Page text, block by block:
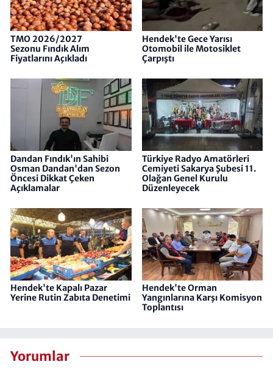
TMO 2026/2027
Sezonu Fındık Alım
Fiyatlarını Açıkladı
Hendek'te Gece Yarısı
Otomobil ile Motosiklet
Çarpıştı
Dandan Fındık'ın Sahibi
Osman Dandan'dan Sezon
Öncesi Dikkat Çeken
Açıklamalar
Türkiye Radyo Amatörleri
Cemiyeti​​​​​​​ Sakarya Şubesi 11.
Olağan Genel Kurulu
Düzenleyecek
Hendek'te Kapalı Pazar
Yerine Rutin Zabıta Denetimi
Hendek'te Orman
Yangınlarına Karşı Komisyon
Toplantısı
Yorumlar